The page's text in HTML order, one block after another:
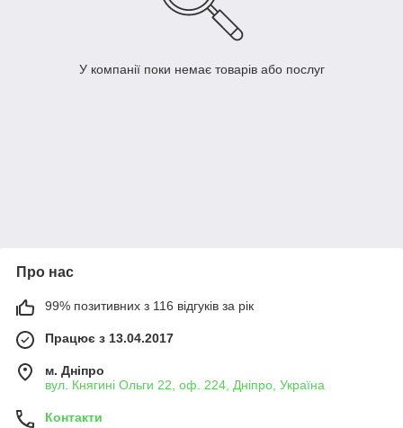
У компанії поки немає товарів або послуг
Про нас
99% позитивних з 116 відгуків за рік
Працює з 13.04.2017
м. Дніпро
вул. Княгині Ольги 22, оф. 224, Дніпро, Україна
Контакти